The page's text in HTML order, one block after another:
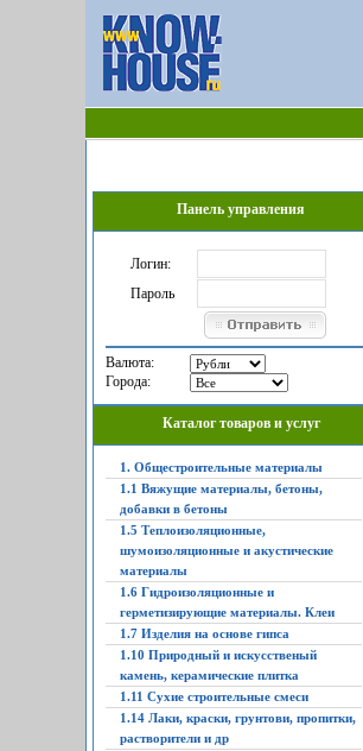
Панель управления
Логин:
Пароль
Валюта:
Города:
Каталог товаров и услуг
1. Общестроительные материалы
1.1 Вяжущие материалы, бетоны,
добавки в бетоны
1.5 Теплоизоляционные,
шумоизоляционные и акустические
материалы
1.6 Гидроизоляционные и
герметизирующие материалы. Клеи
1.7 Изделия на основе гипса
1.10 Природный и искусственый
камень, керамические плитка
1.11 Сухие строительные смеси
1.14 Лаки, краски, грунтови, пропитки,
растворители и др